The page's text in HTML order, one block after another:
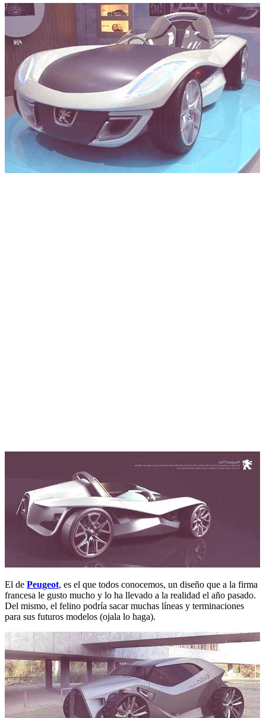
El de Peugeot, es el que todos conocemos, un diseño que a la firma
francesa le gusto mucho y lo ha llevado a la realidad el año pasado.
Del mismo, el felino podría sacar muchas líneas y terminaciones
para sus futuros modelos (ojala lo haga).